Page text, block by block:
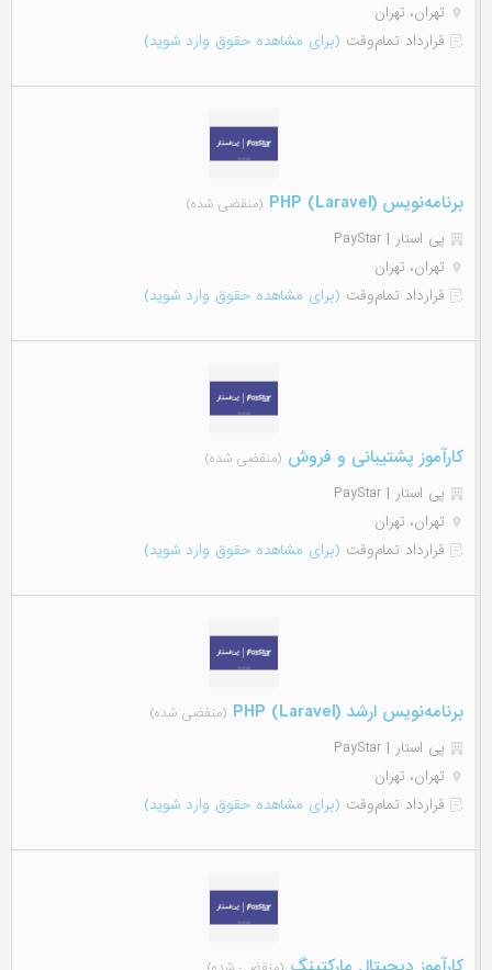
تهران، تهران
قرارداد تمام‌وقت (برای مشاهده حقوق وارد شوید)
برنامه‌نویس (PHP (Laravel (منقضی شده)
پی استار | PayStar
تهران، تهران
قرارداد تمام‌وقت (برای مشاهده حقوق وارد شوید)
کارآموز پشتیبانی و فروش (منقضی شده)
پی استار | PayStar
تهران، تهران
قرارداد تمام‌وقت (برای مشاهده حقوق وارد شوید)
برنامه‌نویس ارشد (PHP (Laravel (منقضی شده)
پی استار | PayStar
تهران، تهران
قرارداد تمام‌وقت (برای مشاهده حقوق وارد شوید)